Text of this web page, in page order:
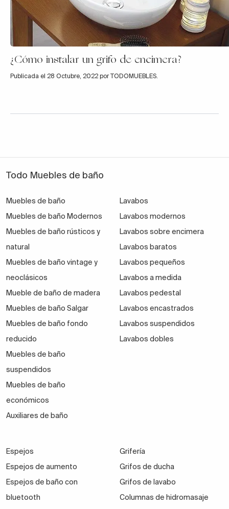
¿Cómo instalar un grifo de encimera?
Publicada el 28 Octubre, 2022 por TODOMUEBLES.
Todo Muebles de baño
Muebles de baño
Muebles de baño Modernos
Muebles de baño rústicos y
natural
Muebles de baño vintage y
neoclásicos
Mueble de baño de madera
Muebles de baño Salgar
Muebles de baño fondo
reducido
Muebles de baño
suspendidos
Muebles de baño
económicos
Auxiliares de baño
Lavabos
Lavabos modernos
Lavabos sobre encimera
Lavabos baratos
Lavabos pequeños
Lavabos a medida
Lavabos pedestal
Lavabos encastrados
Lavabos suspendidos
Lavabos dobles
Espejos
Espejos de aumento
Espejos de baño con
bluetooth
Grifería
Grifos de ducha
Grifos de lavabo
Columnas de hidromasaje